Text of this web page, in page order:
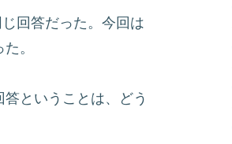
回答だった。今回は
。
ということは、どう